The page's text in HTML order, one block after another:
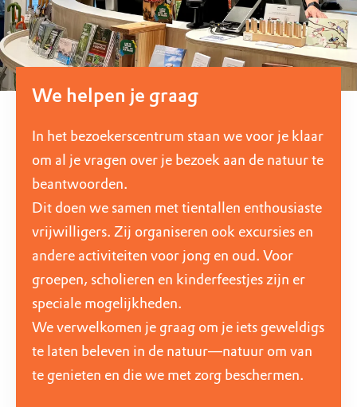
We helpen je graag
In het bezoekerscentrum staan we voor je klaar
om al je vragen over je bezoek aan de natuur te
beantwoorden.
Dit doen we samen met tientallen enthousiaste
vrijwilligers. Zij organiseren ook excursies en
andere activiteiten voor jong en oud. Voor
groepen, scholieren en kinderfeestjes zijn er
speciale mogelijkheden.
We verwelkomen je graag om je iets geweldigs
te laten beleven in de natuur—natuur om van
te genieten en die we met zorg beschermen.